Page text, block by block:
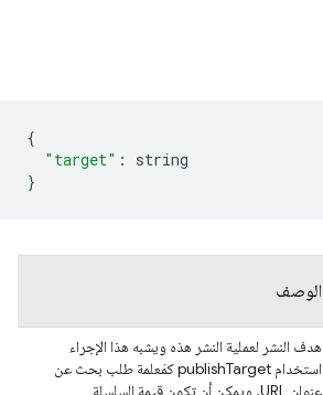
{
"target" :
string
}
الوصف
هدف النشر لعملية النشر هذه ويشبه هذا الإجراء
استخدام publishTarget كمَعلمة طلب بحث عن
عنوان URL. ويمكن أن تكون قيمة السلسلة